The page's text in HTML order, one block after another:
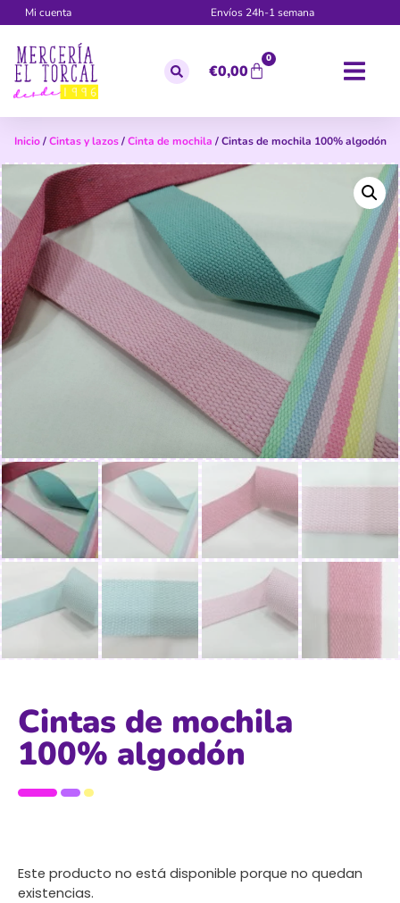
Mi cuenta Envíos 24h-1 semana
€0,00
0
Inicio/Cintas y lazos/Cinta de mochila / Cintas de mochila 100% algodón
Cintas de mochila
100% algodón
Este producto no está disponible porque no quedan
existencias.